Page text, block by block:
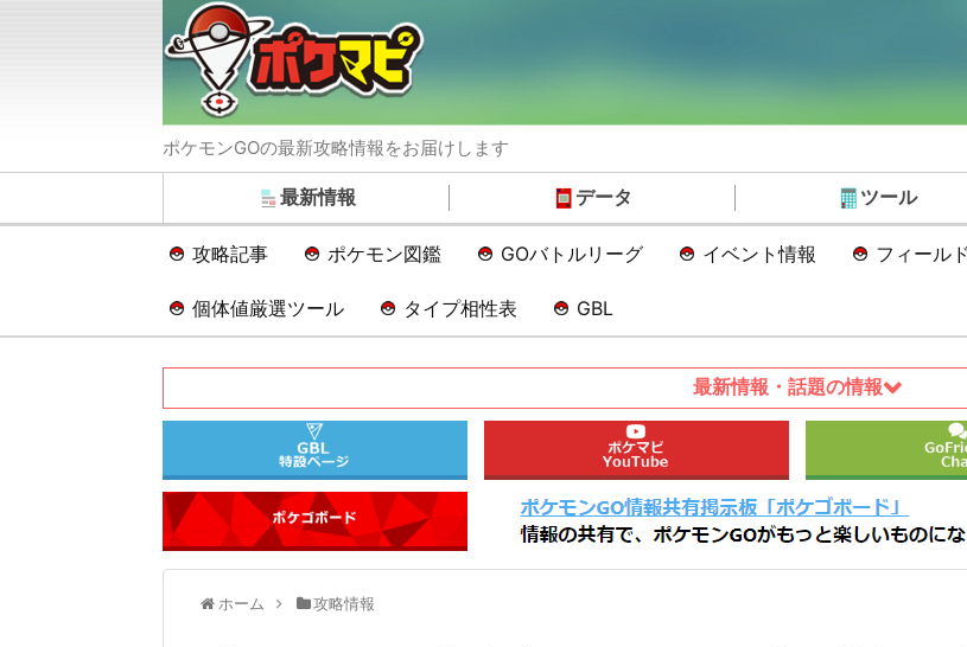
ポケモンGOの最新攻略情報をお届けします
最新情報 データ ツール
攻略記事 ポケモン図鑑 GOバトルリーグ イベント情報 フィール
個体値厳選ツール タイプ相性表 GBL
最新情報・話題の情報
ホーム 攻略情報